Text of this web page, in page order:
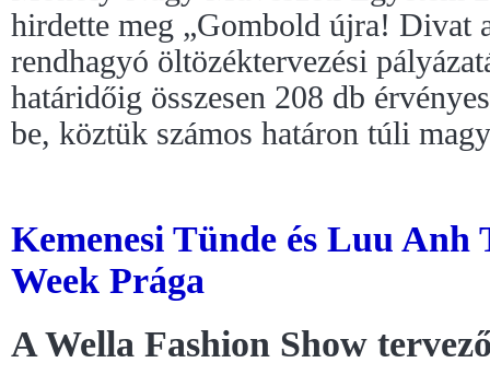
hirdette meg „Gombold újra! Divat
rendhagyó öltözéktervezési
határidőig összesen 208 db
be, köztük számos határon túli
Kemenesi Tünde és Luu Anh
Week Prága
A Wella Fashion Show